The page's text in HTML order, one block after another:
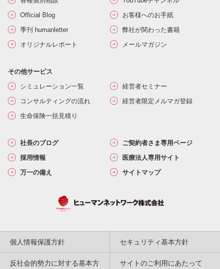
Official Blog
お客様へのお手紙
季刊 humanletter
弊社が関わった書籍
オリジナルレポート
メールマガジン
その他サービス
シミュレーション一覧
経営者セミナー
コンサルティングの流れ
経営者限定メルマガ登録
生命保険一括見積り
社長のブログ
ご契約者さま専用ページ
採用情報
医療法人専用サイト
万一の備え
サイトマップ
個人情報保護方針 セキュリティ基本方針
反社会的勢力に対する基本方
サイトのご利用にあたって